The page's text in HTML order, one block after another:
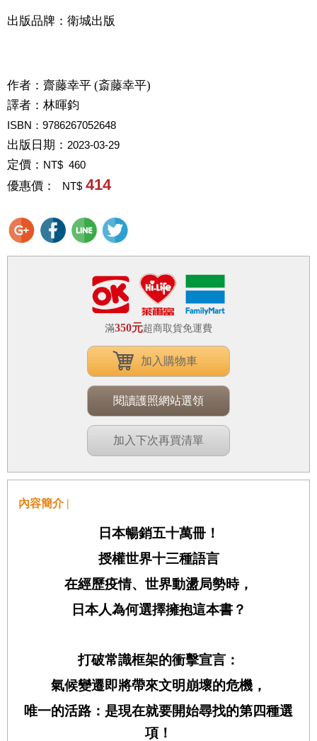
出版品牌：衛城出版
作者： 齋藤幸平 (斎藤幸平)
譯者： 林暉鈞
ISBN：9786267052648
出版日期： 2023-03-29
定價： NT$ 460
優惠價： NT$ 414
滿350元超商取貨免運費
加入購物車
閱讀護照網站選領
加入下次再買清單
內容簡介 |
日本暢銷五十萬冊！
授權世界十三種語言
在經歷疫情、世界動盪局勢時，
日本人為何選擇擁抱這本書？
打破常識框架的衝擊宣言：
氣候變遷即將帶來文明崩壞的危機，
唯一的活路：是現在就要開始尋找的第四種選
項！